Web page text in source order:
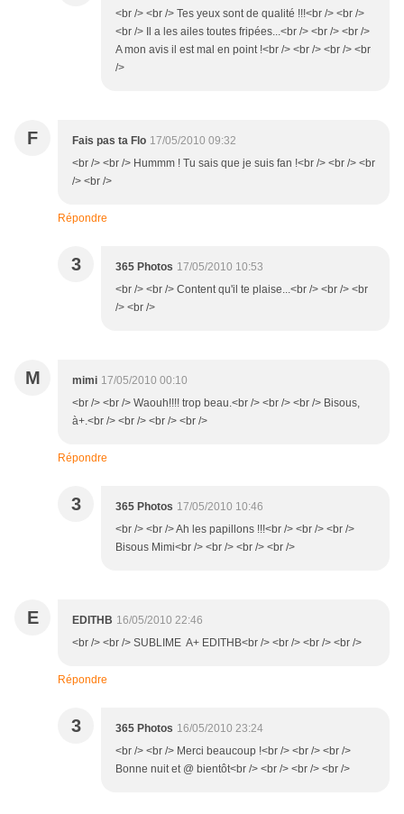
<br /> <br /> Tes yeux sont de qualité !!!<br /> <br />
<br /> Il a les ailes toutes fripées...<br /> <br /> <br />
A mon avis il est mal en point !<br /> <br /> <br /> <br
/>
F Fais pas ta Flo 17/05/2010 09:32
<br /> <br /> Hummm ! Tu sais que je suis fan !<br /> <br /> <br
/> <br />
Répondre
3 365 Photos 17/05/2010 10:53
<br /> <br /> Content qu'il te plaise...<br /> <br /> <br
/> <br />
M mimi 17/05/2010 00:10
<br /> <br /> Waouh!!!! trop beau.<br /> <br /> <br /> Bisous,
à+.<br /> <br /> <br /> <br />
Répondre
3 365 Photos 17/05/2010 10:46
<br /> <br /> Ah les papillons !!!<br /> <br /> <br />
Bisous Mimi<br /> <br /> <br /> <br />
E EDITHB 16/05/2010 22:46
<br /> <br /> SUBLIME A+ EDITHB<br /> <br /> <br /> <br />
Répondre
3 365 Photos 16/05/2010 23:24
<br /> <br /> Merci beaucoup !<br /> <br /> <br />
Bonne nuit et @ bientôt<br /> <br /> <br /> <br />